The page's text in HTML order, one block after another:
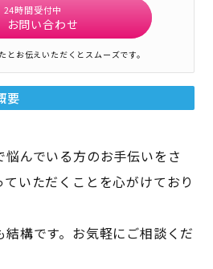
24時間受付中
お問い合わせ
お伝えいただくとスムーズです。
要
んでいる方のお手伝いをさ
いただくことを心がけており
結構です。お気軽にご相談くだ